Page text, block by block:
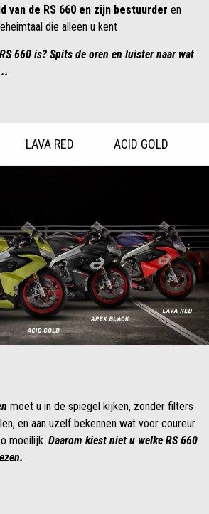
van de RS 660 en zijn bestuurder en
die alleen u kent
660 is? Spits de oren en luister naar wat
LAVA RED ACID GOLD
moet u in de spiegel kijken, zonder filters
en aan uzelf bekennen wat voor coureur
moeilijk. Daarom kiest niet u welke RS 660